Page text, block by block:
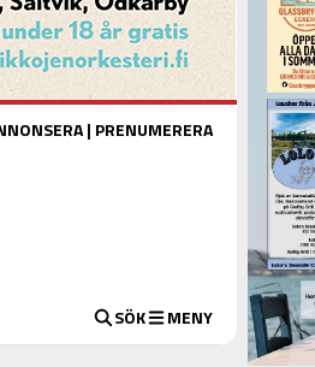
| PRENUMERERA
SÖK MENY